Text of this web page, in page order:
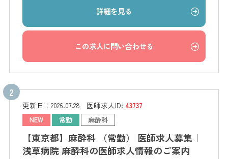
詳細を見る
この求人に問い合わせる
更新日： 2026.07.28 医師求人ID: 43737
NEW 常勤 麻酔科
【東京都】麻酔科 （常勤） 医師求人募集｜
浅草病院 麻酔科の医師求人情報のご案内